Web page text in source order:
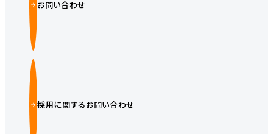
お問い合わせ
採用に関するお問い合わせ